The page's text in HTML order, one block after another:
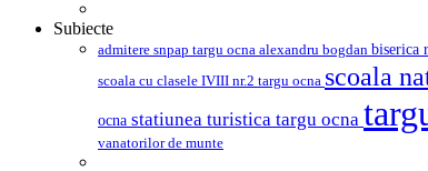
Subiecte
admitere snpap targu ocna alexandru bogdan biserica
scoala cu clasele IVIII nr.2 targu ocna scoala
ocna statiunea turistica targu ocna
vanatorilor de munte